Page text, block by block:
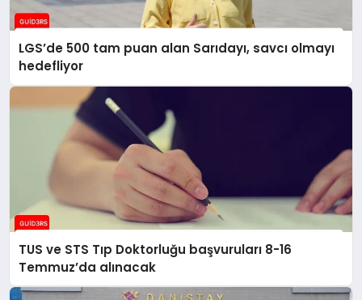
LGS’de 500 tam puan alan Sarıdayı, savcı olmayı
hedefliyor
TUS ve STS Tıp Doktorluğu başvuruları 8-16
Temmuz’da alınacak